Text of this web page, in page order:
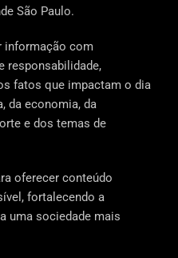
São Paulo.
informação com
responsabilidade,
fatos que impactam o dia
da economia, da
e dos temas de
oferecer conteúdo
fortalecendo a
uma sociedade mais